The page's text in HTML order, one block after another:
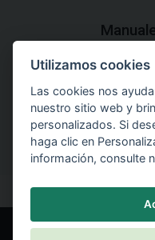
Descargue los
explicaciones
Utilizamos cookies
Las cookies nos
nuestro sitio web y
personalizados. Si
haga clic en
información, consulte